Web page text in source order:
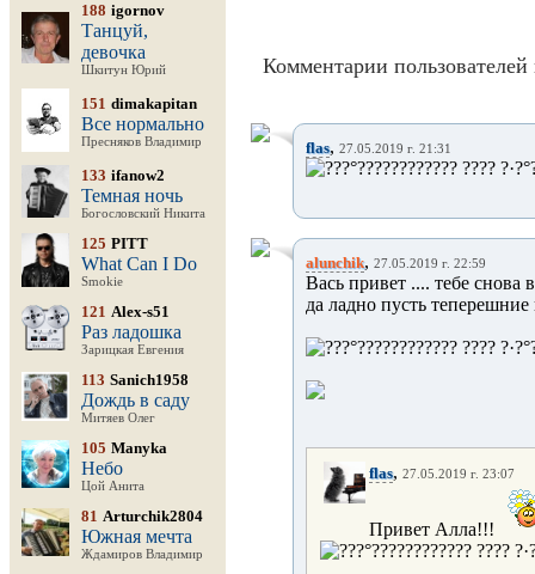
188 igornov
Танцуй,
девочка
Шкитун Юрий
151 dimakapitan
Все нормально
Пресняков Владимир
133 ifanow2
Темная ночь
Богословский Никита
125 PITT
What Can I Do
Smokie
121 Alex-s51
Раз ладошка
Зарицкая Евгения
113 Sanich1958
Дождь в саду
Митяев Олег
105 Manyka
Небо
Цой Анита
81 Arturchik2804
Южная мечта
Ждамиров Владимир
Комментарии пользователей
flas, 27.05.2019 г. 21:31
alunchik, 27.05.2019 г. 22:59
Вась привет .... тебе снова
да ладно пусть
flas, 27.05.2019 г. 23:07
Привет Алла!!!